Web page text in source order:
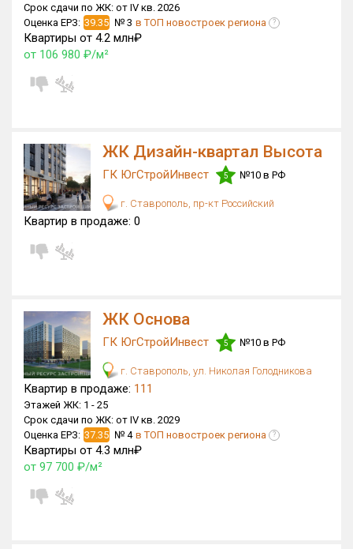
Срок сдачи по ЖК: от IV кв. 2026
Оценка ЕРЗ: 39.35 № 3 в ТОП новостроек региона ?
Квартиры от 4.2 млн₽
от 106 980 ₽/м²
ЖК Дизайн-квартал Высота
ГК ЮгСтройИнвест 5 №10 в РФ
г. Ставрополь, пр-кт Российский
Квартир в продаже: 0
ЖК Основа
ГК ЮгСтройИнвест 5 №10 в РФ
г. Ставрополь, ул. Николая Голодникова
Квартир в продаже: 111
Этажей ЖК: 1 - 25
Срок сдачи по ЖК: от IV кв. 2029
Оценка ЕРЗ: 37.35 № 4 в ТОП новостроек региона ?
Квартиры от 4.3 млн₽
от 97 700 ₽/м²